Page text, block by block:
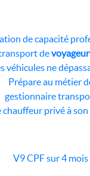
de capacité
de
véhicules ne
Prépare au métier
gestionnaire
chauffeur privé à
V9 CPF sur 4 mois